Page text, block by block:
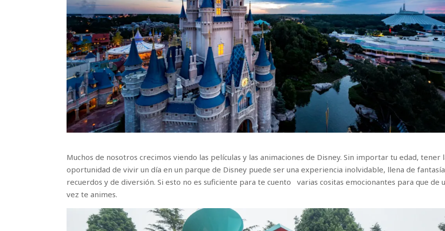
Muchos de nosotros crecimos viendo las películas y las animaciones de Disney. Sin importar tu edad, tener
oportunidad de vivir un día en un parque de Disney puede ser una experiencia inolvidable, llena de
recuerdos y de diversión. Si esto no es suficiente para te cuento varias cositas emocionantes para que de
vez te animes.